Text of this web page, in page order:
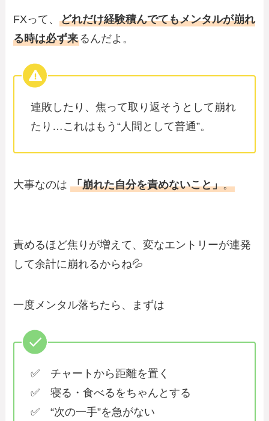
FXって、どれだけ経験積んでてもメンタルが崩れ
る時は必ず来るんだよ。
連敗したり、焦って取り返そうとして崩れ
たり…これはもう“人間として普通”。
大事なのは「崩れた自分を責めないこと」。
責めるほど焦りが増えて、変なエントリーが連発
して余計に崩れるからね💦
一度メンタル落ちたら、まずは
✅ チャートから距離を置く
✅ 寝る・食べるをちゃんとする
✅ “次の一手”を急がない